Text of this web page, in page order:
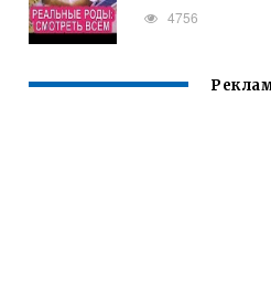
4756